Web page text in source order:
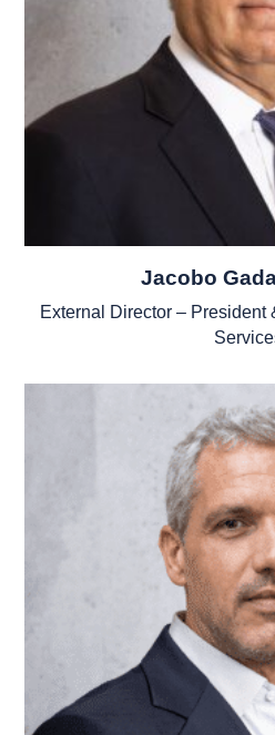
Jacobo
External Director – President